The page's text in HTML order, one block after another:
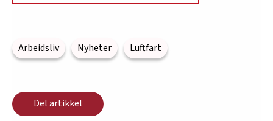
Arbeidsliv Nyheter Luftfart
Del artikkel